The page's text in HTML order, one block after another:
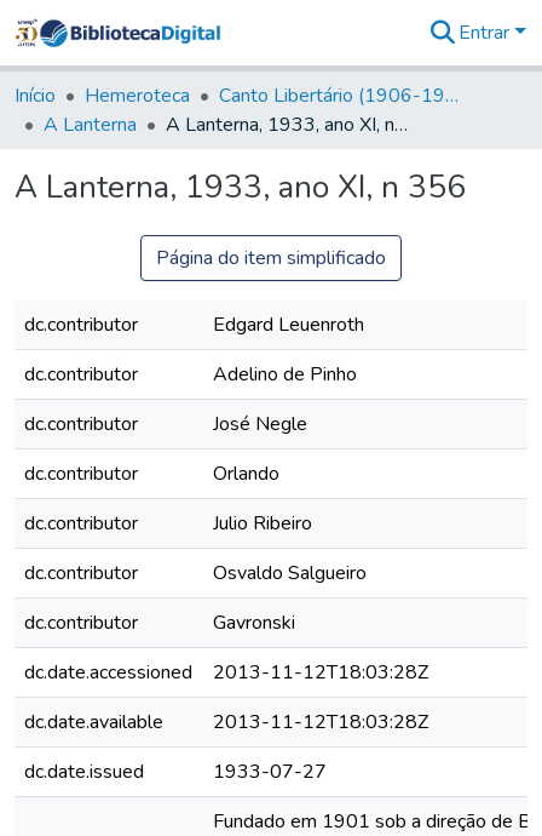
&
Coleções
Tudo na
Digital
Entrar
Início Hemeroteca
Canto Libertário (1906-1995)
A Lanterna
A Lanterna, 1933, ano XI, n 356
A Lanterna, 1933, ano XI, n 356
Página do item simplificado
dc.contributor
Edgard Leuenroth
dc.contributor
Adelino de Pinho
dc.contributor
José Negle
dc.contributor
Orlando
dc.contributor
Julio Ribeiro
dc.contributor
Osvaldo Salgueiro
dc.contributor
Gavronski
dc.date.accessioned
2013-11-12T18:03:28Z
dc.date.available
2013-11-12T18:03:28Z
dc.date.issued
1933-07-27
Fundado em 1901 sob a direção de